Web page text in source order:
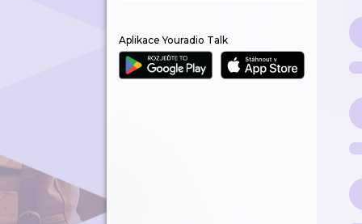
Aplikace Youradio Talk